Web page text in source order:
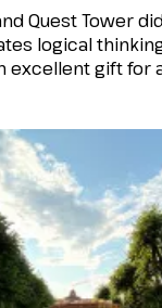
Quest Tower
logical
excellent gift for